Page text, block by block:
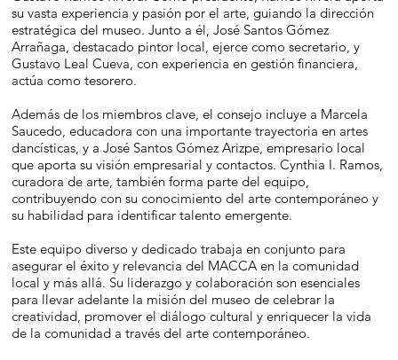
su vasta experiencia y pasión por el arte, guiando la dirección
estratégica del museo. Junto a él, José Santos Gómez
Arrañaga, destacado pintor local, ejerce como secretario, y
Gustavo Leal Cueva, con experiencia en gestión financiera,
actúa como tesorero.
Además de los miembros clave, el consejo incluye a Marcela
Saucedo, educadora con una importante trayectoria en artes
dancísticas, y a José Santos Gómez Arizpe, empresario local
que aporta su visión empresarial y contactos. Cynthia I. Ramos,
curadora de arte, también forma parte del equipo,
contribuyendo con su conocimiento del arte contemporáneo y
su habilidad para identificar talento emergente.
Este equipo diverso y dedicado trabaja en conjunto para
asegurar el éxito y relevancia del MACCA en la comunidad
local y más allá. Su liderazgo y colaboración son esenciales
para llevar adelante la misión del museo de celebrar la
creatividad, promover el diálogo cultural y enriquecer la vida
de la comunidad a través del arte contemporáneo.